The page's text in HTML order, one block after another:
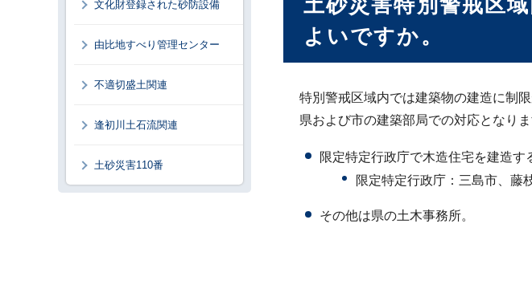
土砂災害特別警戒区
よいですか。
特別警戒区域内では建築物の建造に制限
県および市の建築部局での対応となり
限定特定行政庁で木造住宅を建造す
限定特定行政庁：三島市、藤
その他は県の土木事務所。
文化財登録された砂防設備
由比地すべり管理センター
不適切盛土関連
逢初川土石流関連
土砂災害110番